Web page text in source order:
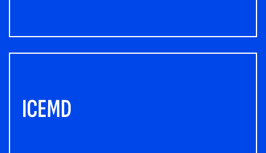
ICEMD